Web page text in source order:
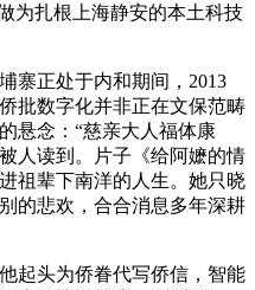
为扎根上海静安的本土科技
正处于内和期间，2013
批数字化并非正在文保范畴
悬念：“慈亲大人福体康
人读到。片子《给阿嬷的情
祖辈下南洋的人生。她只晓
的悲欢，合合消息多年深耕
头为侨眷代写侨信，智能